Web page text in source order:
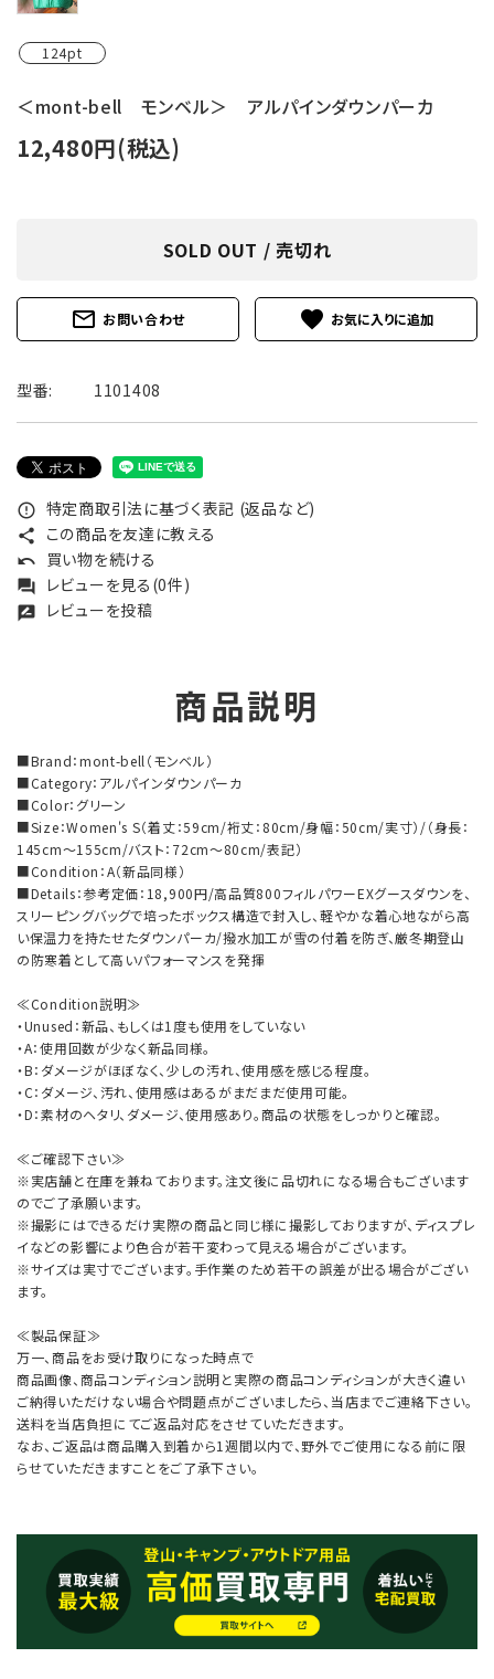
meeting_room ログイン
124pt
＜mont-bell モンベル＞ アルパインダウンパーカ
12,480円(税込)
SOLD OUT / 売切れ
mail_outline お問い合わせ favorite
型番: 1101408
error_outline 特定商取引法に基づく表記 (返品など)
share この商品を友達に教える
undo 買い物を続ける
forum レビューを見る(0件)
rate_review レビューを投稿
商品説明
■Brand：mont-bell（モンベル）
■Category：アルパインダウンパーカ
■Color：グリーン
■Size：Women's S（着丈：59cm/裄丈：80cm/身幅：50cm/実寸）/（身長：
145cm～155cm/バスト：72cm～80cm/表記）
■Condition：A（新品同様）
■Details：参考定価：18,900円/高品質800フィルパワーEXグースダウンを、
スリーピングバッグで培ったボックス構造で封入し、軽やかな着心地ながら高
い保温力を持たせたダウンパーカ/撥水加工が雪の付着を防ぎ、厳冬期登山
の防寒着として高いパフォーマンスを発揮
≪Condition説明≫
・Unused：新品、もしくは1度も使用をしていない
・A：使用回数が少なく新品同様。
・B：ダメージがほぼなく、少しの汚れ、使用感を感じる程度。
・C：ダメージ、汚れ、使用感はあるがまだまだ使用可能。
・D：素材のヘタリ、ダメージ、使用感あり。商品の状態をしっかりと確認。
≪ご確認下さい≫
※実店舗と在庫を兼ねております。注文後に品切れになる場合もございます
のでご了承願います。
※撮影にはできるだけ実際の商品と同じ様に撮影しておりますが、ディスプレ
イなどの影響により色合が若干変わって見える場合がございます。
※サイズは実寸でございます。手作業のため若干の誤差が出る場合がござい
ます。
≪製品保証≫
万一、商品をお受け取りになった時点で
商品画像、商品コンディション説明と実際の商品コンディションが大きく違い
ご納得いただけない場合や問題点がございましたら、当店までご連絡下さい。
送料を当店負担にてご返品対応をさせていただきます。
なお、ご返品は商品購入到着から1週間以内で、野外でご使用になる前に限
らせていただきますことをご了承下さい。